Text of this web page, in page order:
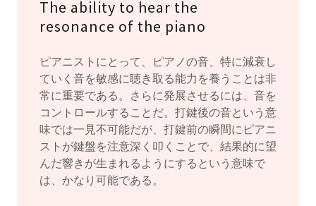
The ability to hear the
resonance of the piano
ピアニストにとって、ピアノの音、特に減衰し
ていく音を敏感に聴き取る能力を養うことは非
常に重要である。さらに発展させるには、音を
コントロールすることだ。打鍵後の音という意
味では一見不可能だが、打鍵前の瞬間にピアニ
ストが鍵盤を注意深く叩くことで、結果的に望
んだ響きが生まれるようにするという意味で
は、かなり可能である。